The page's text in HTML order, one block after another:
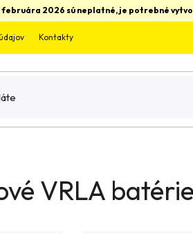
2026 sú neplatné, je potrebné
Kontakty
VRLA batérie